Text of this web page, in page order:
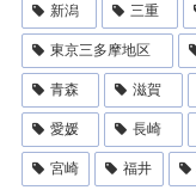
新潟 三重
東京三多摩地区
青森 滋賀
愛媛 長崎
宮崎 福井